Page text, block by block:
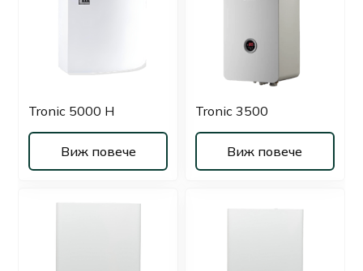
Tronic 5000 H
Виж повече
Tronic 3500
Виж повече